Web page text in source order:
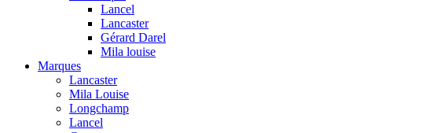
Lancel
Lancaster
Gérard Darel
Mila louise
Marques
Lancaster
Mila Louise
Longchamp
Lancel